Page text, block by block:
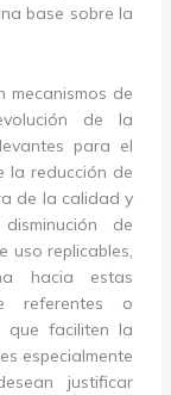
base sobre la
mecanismos de
de la
para el
la reducción de
de la calidad y
de
uso replicables,
hacia estas
referentes o
que faciliten la
especialmente
justificar